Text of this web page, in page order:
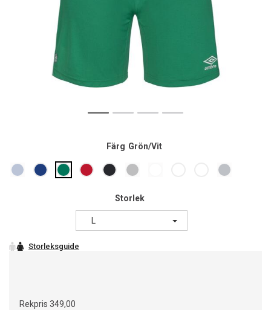
Färg Grön/Vit
Storlek
Rekpris 349,00